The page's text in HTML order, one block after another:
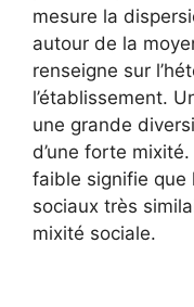
mesure la
autour de la
renseigne sur
l’établissement.
une grande
d’une forte
faible signifie que
sociaux très
mixité sociale.